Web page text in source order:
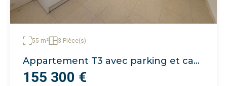
55 m² 3 Pièce(s)
Appartement T3 avec parking et cave | Angers Larévellière
155 300 €